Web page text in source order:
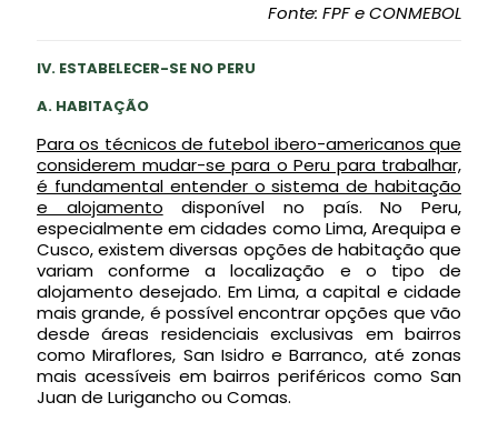
Fonte: FPF e CONMEBOL
IV. ESTABELECER-SE NO PERU
A. HABITAÇÃO
Para os técnicos de futebol ibero-americanos que
considerem mudar-se para o Peru para trabalhar,
é fundamental entender o sistema de habitação
e alojamento disponível no país. No Peru,
especialmente em cidades como Lima, Arequipa e
Cusco, existem diversas opções de habitação que
variam conforme a localização e o tipo de
alojamento desejado. Em Lima, a capital e cidade
mais grande, é possível encontrar opções que vão
desde áreas residenciais exclusivas em bairros
como Miraflores, San Isidro e Barranco, até zonas
mais acessíveis em bairros periféricos como San
Juan de Lurigancho ou Comas.